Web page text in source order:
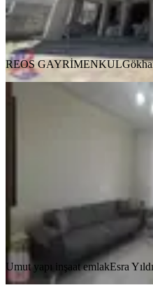
REOS GAYRİMENKUL
Ara
REOS GAYRİMENKUL
Umut yapı inşaat emlak Esra
Ara
Umut yapı inşaat emlakEsra